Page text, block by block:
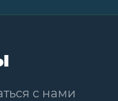
с нами